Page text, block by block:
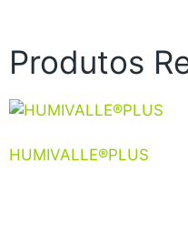
Produtos
HUMIVALLE®PLUS